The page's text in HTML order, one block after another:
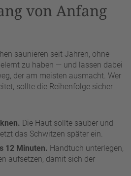
von Anfang
saunieren seit Jahren, ohne
zu haben — und lassen dabei
der am meisten ausmacht. Wer
sollte die Reihenfolge sicher
Die Haut sollte sauber und
das Schwitzen später ein.
12 Minuten. Handtuch unterlegen,
aufsetzen, damit sich der